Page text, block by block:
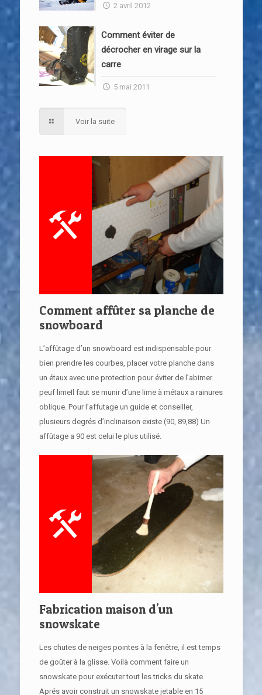
2 avril 2012
Comment éviter de
décrocher en virage sur la
carre
5 mai 2011
Voir la suite
Comment affûter sa planche de
snowboard
L’affûtage d’un snowboard est indispensable pour
bien prendre les courbes, placer votre planche dans
un étaux avec une protection pour éviter de l’abimer.
peuf limeIl faut se munir d’une lime à métaux a rainures
oblique. Pour l’affutage un guide et conseiller,
plusieurs degrés d’inclinaison existe (90, 89,88) Un
affûtage a 90 est celui le plus utilisé.
Fabrication maison d'un
snowskate
Les chutes de neiges pointes à la fenêtre, il est temps
de goûter à la glisse. Voilà comment faire un
snowskate pour exécuter tout les tricks du skate.
Aprés avoir construit un snowskate jetable en 15